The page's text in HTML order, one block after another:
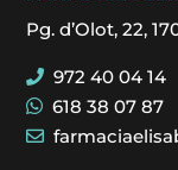
Pg. d’Olot, 22,
972 40 04 14
618 38 07 87